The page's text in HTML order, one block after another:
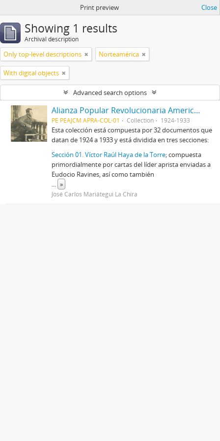
Print preview Close
Showing 1 results
Archival description
Only top-level descriptions Norteamérica
With digital objects
Advanced search options
Alianza Popular Revolucionaria Americana-APRA (Colección)
PE PEAJCM APRA-COL-01 Collection 1924-1933
Esta colección está compuesta por 32 documentos que
datan de 1924 a 1933 y está dividida en tres secciones:
Sección 01. Víctor Raúl Haya de la Torre; compuesta
primordialmente por cartas del líder aprista enviadas a
Eudocio Ravines, así como también
... »
José Carlos Mariátegui La Chira